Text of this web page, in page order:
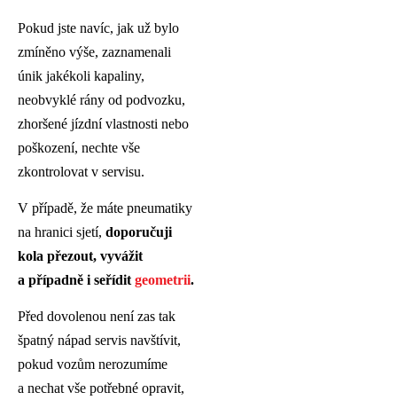
Pokud jste navíc, jak už bylo
zmíněno výše, zaznamenali
únik jakékoli kapaliny,
neobvyklé rány od podvozku,
zhoršené jízdní vlastnosti nebo
poškození, nechte vše
zkontrolovat v servisu.
V případě, že máte pneumatiky
na hranici sjetí, doporučuji
kola přezout, vyvážit
a případně i seřídit geometrii.
Před dovolenou není zas tak
špatný nápad servis navštívit,
pokud vozům nerozumíme
a nechat vše potřebné opravit,